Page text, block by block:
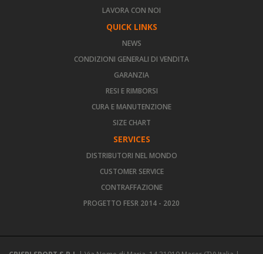
LAVORA CON NOI
QUICK LINKS
NEWS
CONDIZIONI GENERALI DI VENDITA
GARANZIA
RESI E RIMBORSI
CURA E MANUTENZIONE
SIZE CHART
SERVICES
DISTRIBUTORI NEL MONDO
CUSTOMER SERVICE
CONTRAFFAZIONE
PROGETTO FESR 2014 - 2020